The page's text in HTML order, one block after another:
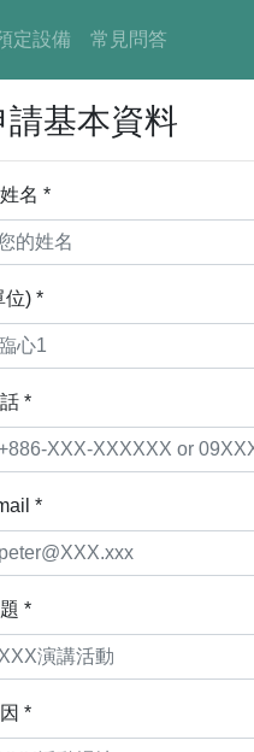
定設備 常見問答
請基本資料
名 *
位) *
*
*
*
*